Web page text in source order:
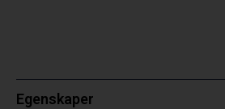
Egenskaper